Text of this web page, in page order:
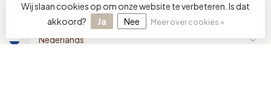
Wij slaan cookies op om onze website te verbeteren. Is dat
akkoord?
Ja Nee Meer over cookies »